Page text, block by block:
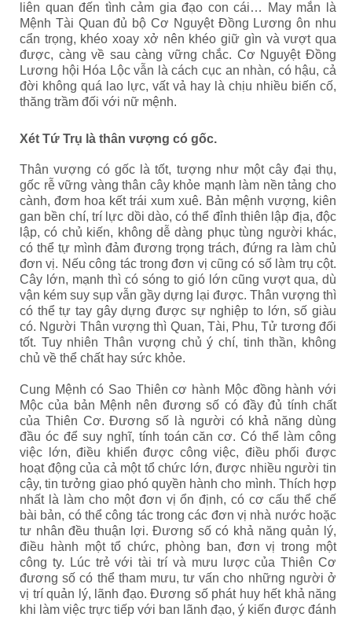
liên quan đến tình cảm gia đạo con cái… May mắn là
Mệnh Tài Quan đủ bộ Cơ Nguyệt Đồng Lương ôn nhu
cẩn trọng, khéo xoay xở nên khéo giữ gìn và vượt qua
được, càng về sau càng vững chắc. Cơ Nguyệt Đồng
Lương hội Hóa Lộc vẫn là cách cục an nhàn, có hậu, cả
đời không quá lao lực, vất vả hay là chịu nhiều biến cố,
thăng trầm đối với nữ mệnh.
Xét Tứ Trụ là thân vượng có gốc.
Thân vượng có gốc là tốt, tượng như một cây đại thụ,
gốc rễ vững vàng thân cây khỏe mạnh làm nền tảng cho
cành, đơm hoa kết trái xum xuê. Bản mệnh vượng, kiên
gan bền chí, trí lực dồi dào, có thể đỉnh thiên lập địa, độc
lập, có chủ kiến, không dễ dàng phục tùng người khác,
có thể tự mình đảm đương trọng trách, đứng ra làm chủ
đơn vị. Nếu công tác trong đơn vị cũng có số làm trụ cột.
Cây lớn, mạnh thì có sóng to gió lớn cũng vượt qua, dù
vận kém suy sụp vẫn gầy dựng lại được. Thân vượng thì
có thể tự tay gây dựng được sự nghiệp to lớn, số giàu
có. Người Thân vượng thì Quan, Tài, Phu, Tử tương đối
tốt. Tuy nhiên Thân vượng chủ ý chí, tinh thần, không
chủ về thể chất hay sức khỏe.
Cung Mệnh có Sao Thiên cơ hành Mộc đồng hành với
Mộc của bản Mệnh nên đương số có đầy đủ tính chất
của Thiên Cơ. Đương số là người có khả năng dùng
đầu óc để suy nghĩ, tính toán căn cơ. Có thể làm công
việc lớn, điều khiển được công việc, điều phối được
hoạt động của cả một tổ chức lớn, được nhiều người tin
cậy, tin tưởng giao phó quyền hành cho mình. Thích hợp
nhất là làm cho một đơn vị ổn định, có cơ cấu thể chế
bài bản, có thể công tác trong các đơn vị nhà nước hoặc
tư nhân đều thuận lợi. Đương số có khả năng quản lý,
điều hành một tổ chức, phòng ban, đơn vị trong một
công ty. Lúc trẻ với tài trí và mưu lược của Thiên Cơ
đương số có thể tham mưu, tư vấn cho những người ở
vị trí quản lý, lãnh đạo. Đương số phát huy hết khả năng
khi làm việc trực tiếp với ban lãnh đạo, ý kiến được đánh